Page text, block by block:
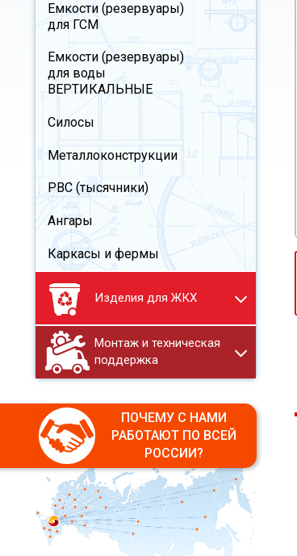
Емкости (резервуары)
для ГСМ
Емкости (резервуары)
для воды
ВЕРТИКАЛЬНЫЕ
Силосы
Металлоконструкции
РВС (тысячники)
Ангары
Каркасы и фермы
Изделия для ЖКХ
Монтаж и техническая
поддержка
ПОЧЕМУ С НАМИ
РАБОТАЮТ ПО ВСЕЙ
РОССИИ?